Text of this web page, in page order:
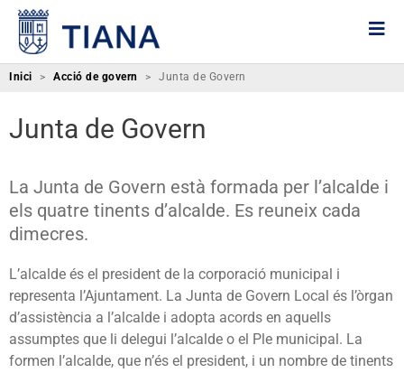
Inici > Acció de govern > Junta de Govern
Junta de Govern
La Junta de Govern està formada per l’alcalde i
els quatre tinents d’alcalde. Es reuneix cada
dimecres.
L’alcalde és el president de la corporació municipal i
representa l’Ajuntament. La Junta de Govern Local és l’òrgan
d’assistència a l’alcalde i adopta acords en aquells
assumptes que li delegui l’alcalde o el Ple municipal. La
formen l’alcalde, que n’és el president, i un nombre de tinents